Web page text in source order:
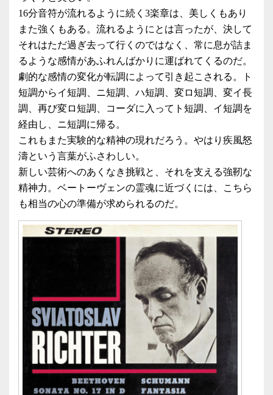
16分音符が流れるように続く3楽章は、美しくもあり
また強くもある。流れるようにとは言ったが、決して
それはただ過ぎ去って行くのではなく、常に息が詰ま
るような感情があふれんばかりに運ばれてくるのだ。
劇的な感情の変化が転調によって引き起こされる。ト
短調からイ短調、ニ短調、ハ短調、変ロ短調、変イ長
調、再び変ロ短調、コーダに入ってト短調、イ短調を
経由し、ニ短調に帰る。
これもまた実験的な精神の現れだろう。やはり疾風怒
濤という言葉がふさわしい。
新しい芸術へのあくなき挑戦と、それを支える強靭な
精神力。ベートーヴェンの霊魂に近づくには、こちら
も相当の心の準備が求められるのだ。